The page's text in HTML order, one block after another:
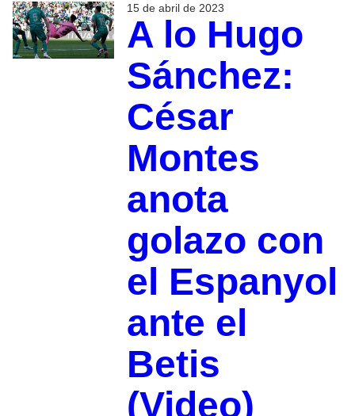
15 de abril de 2023
A lo Hugo
Sánchez:
César
Montes
anota
golazo con
el Espanyol
ante el
Betis
(Video)